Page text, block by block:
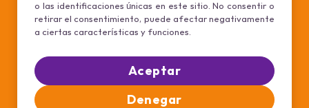
o las identificaciones únicas en este sitio. No consentir o
retirar el consentimiento, puede afectar negativamente
a ciertas características y funciones.
Aceptar
Denegar
Mi Cuenta
Sistema de Afiliados
Conviértete en afiliado